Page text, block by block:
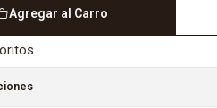
Agregar al Carro